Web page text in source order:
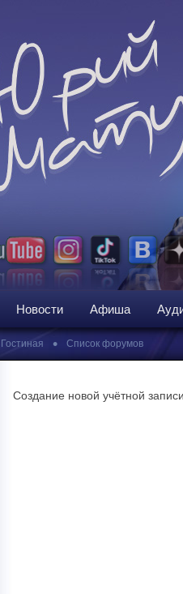
Новости Афиша
Гостиная • Список форумов
Создание новой учётной